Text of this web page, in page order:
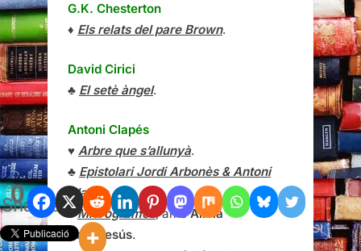
0
Shares
G.K. Chesterton
♦ Els relats del pare Brown.
David Cirici
♣ El setè àngel.
Antoni Clapés
♥ Arbre que s’allunyà.
♣ Epistolari Jordi Arbonès & Antoni
Clapés.
♠ Microgrames , ambAlícia
Casadesús.